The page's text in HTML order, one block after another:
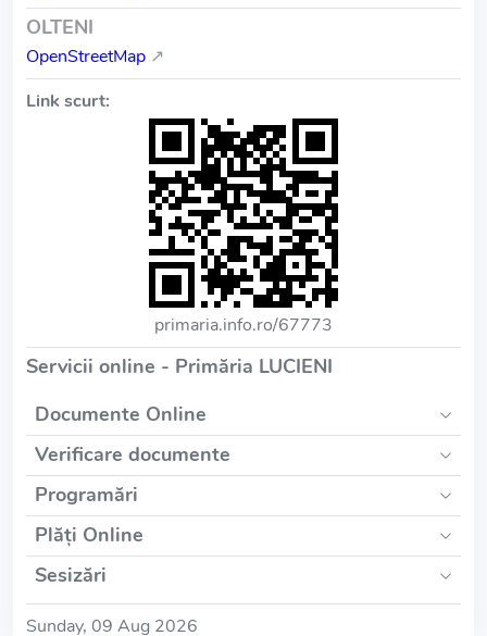
OLTENI
OpenStreetMap ↗
Link scurt:
primaria.info.ro/67773
Servicii online - Primăria LUCIENI
Documente Online
Verificare documente
Programări
Plăți Online
Sesizări
Sunday, 09 Aug 2026